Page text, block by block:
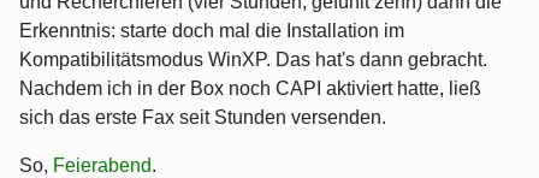
Erkenntnis: starte doch mal die Installation im
Kompatibilitätsmodus WinXP. Das hat's dann gebracht.
Nachdem ich in der Box noch CAPI aktiviert hatte, ließ
sich das erste Fax seit Stunden versenden.
So, Feierabend.